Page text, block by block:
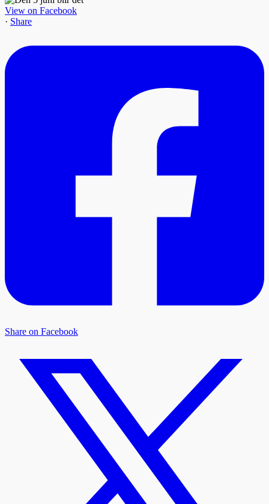
View on Facebook
· Share
Share on Facebook